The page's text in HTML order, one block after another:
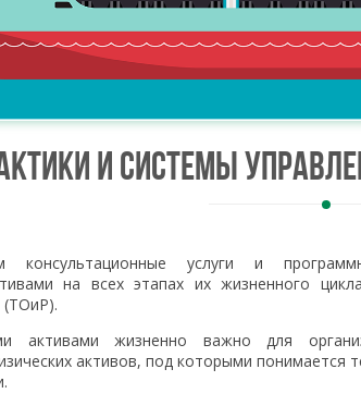
и системы
консультационные услуги и
на всех этапах их жизненного
(ТОиР).
активами жизненно важно для
активов, под которыми